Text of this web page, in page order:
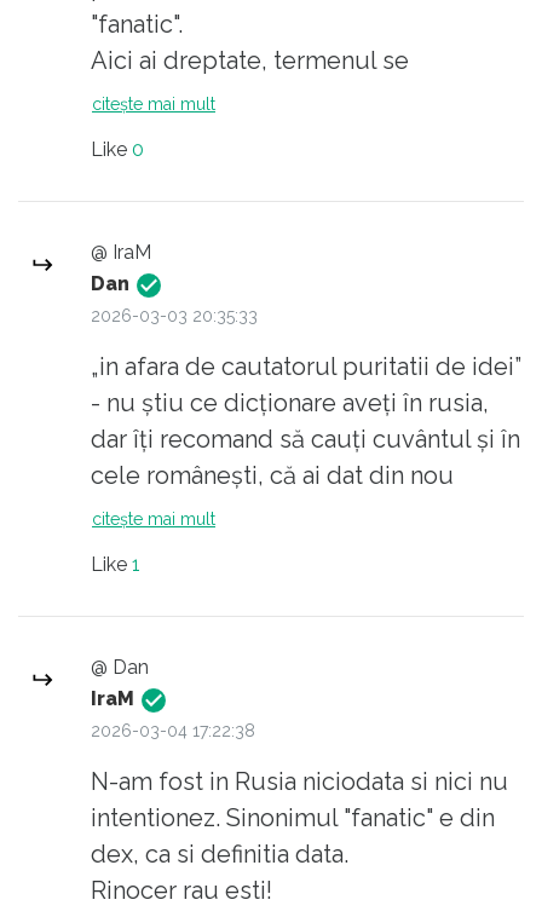
"fanatic".
Aici ai dreptate, termenul se
potriveste perfect.
citește mai mult
Like 0
@ IraM
Dan
2026-03-03 20:35:33
„in afara de cautatorul puritatii de idei”
- nu știu ce dicționare aveți în rusia,
dar îți recomand să cauți cuvântul și în
cele românești, că ai dat din nou
dovadă de „entuziasm”.
citește mai mult
Like 1
@ Dan
IraM
2026-03-04 17:22:38
N-am fost in Rusia niciodata si nici nu
intentionez. Sinonimul "fanatic" e din
dex, ca si definitia data.
Rinocer rau esti!